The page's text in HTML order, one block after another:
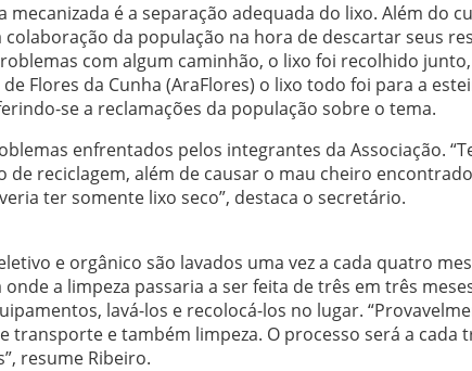
é a separação adequada do lixo. Além do
da população na hora de descartar seus
com algum caminhão, o lixo foi recolhido
Flores da Cunha (AraFlores) o lixo todo foi para a
se a reclamações da população sobre o tema.
enfrentados pelos integrantes da Associação.
reciclagem, além de causar o mau cheiro
ter somente lixo seco”, destaca o secretário.
e orgânico são lavados uma vez a cada quatro
a limpeza passaria a ser feita de três em três
lavá-los e recolocá-los no lugar.
e também limpeza. O processo será a cada
resume Ribeiro.